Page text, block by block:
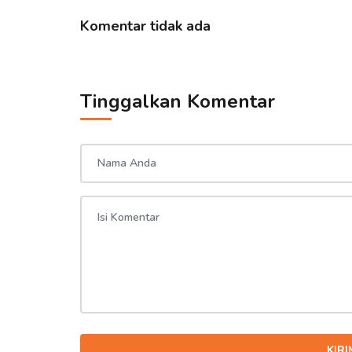
Komentar tidak ada
Tinggalkan Komentar